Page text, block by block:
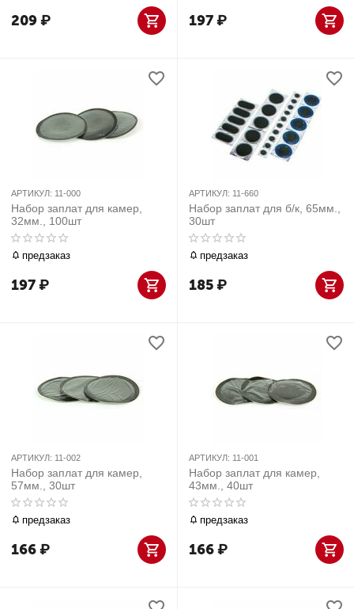
209₽ 197₽
АРТИКУЛ: 11-000
Набор заплат для камер,
32мм., 100шт
предзаказ
197₽
АРТИКУЛ: 11-660
Набор заплат для б/к, 65мм.,
30шт
предзаказ
185₽
АРТИКУЛ: 11-002
Набор заплат для камер,
57мм., 30шт
предзаказ
166₽
АРТИКУЛ: 11-001
Набор заплат для камер,
43мм., 40шт
предзаказ
166₽